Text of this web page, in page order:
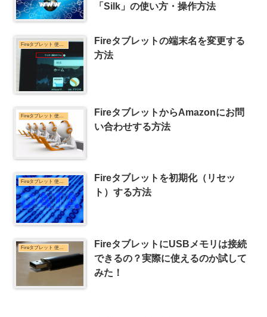
「Silk」の使い方・操作方法
Fireタブレット 使い方
Fireタブレットの端末名を変更する
方法
Fireタブレット 使い方
FireタブレットからAmazonにお問
い合わせする方法
Fireタブレット 使い方
Fireタブレットを初期化（リセッ
ト）する方法
Fireタブレット 使い方
FireタブレットにUSBメモリは接続
できるの？実際に使えるのか試して
みた！